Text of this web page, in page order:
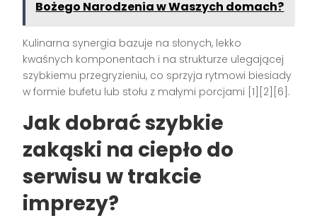
Bożego Narodzenia w Waszych domach?
Kulinarna synergia bazuje na słonych, lekko
kwaśnych komponentach i na strukturze ulegającej
szybkiemu przegryzieniu, co sprzyja rytmowi biesiady
w formie bufetu lub stołu z małymi porcjami [1][2][6].
Jak dobrać szybkie
zakąski na ciepło do
serwisu w trakcie
imprezy?